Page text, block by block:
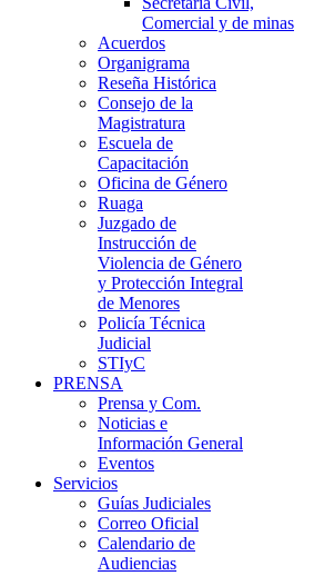
Comercial y de minas
Acuerdos
Organigrama
Reseña Histórica
Consejo de la
Magistratura
Escuela de
Capacitación
Oficina de Género
Ruaga
Juzgado de
Instrucción de
Violencia de Género
y Protección Integral
de Menores
Policía Técnica
Judicial
STIyC
PRENSA
Prensa y Com.
Noticias e
Información General
Eventos
Servicios
Guías Judiciales
Correo Oficial
Calendario de
Audiencias